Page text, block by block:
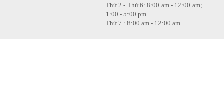
Thứ 2 - Thứ 6: 8:00 am - 12:00 am;
1:00 - 5:00 pm
Thứ 7 : 8:00 am - 12:00 am